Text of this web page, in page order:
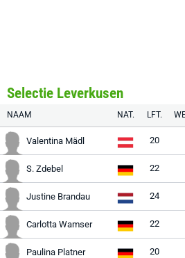
Selectie Leverkusen
NAAM NAT. LFT.
Valentina Mädl 20
S. Zdebel 22
Justine Brandau 24
Carlotta Wamser 22
Paulina Platner 20